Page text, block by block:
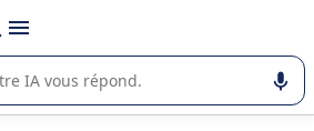
avec
dans l'utilisation ou la sélection de